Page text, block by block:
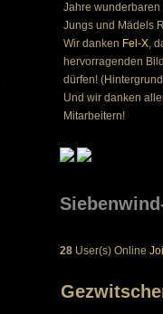
Jahre wunderbaren
Jungs und Mädels
Wir danken Fel-X,
hervorragenden
dürfen!
Und wir danken
Mitarbeitern!
28 User(s) Online